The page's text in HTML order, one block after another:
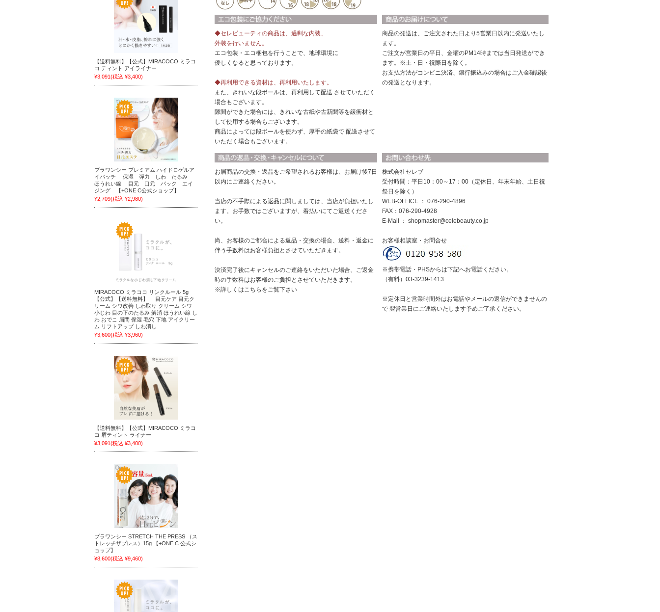
◆セレビューティの商品は、過剰な内装、
外装を行いません。
エコ包装・エコ梱包を行うことで、地球環境に
優しくなると思っております。
◆再利用できる資材は、再利用いたします。
また、きれいな段ボールは、再利用して配送 させていただく
場合もございます。
隙間ができた場合には、きれいな古紙や古新聞等を緩衝材と
して使用する場合もございます。
商品によっては段ボールを使わず、厚手の紙袋で 配送させて
いただく場合もございます。
商品の発送は、ご注文された日より5営業日以内に発送いたし
ます。
ご注文が営業日の平日、金曜のPM14時までは当日発送ができ
ます。※土・日・祝際日を除く。
お支払方法がコンビニ決済、銀行振込みの場合はご入金確認後
の発送となります。
お届商品の交換・返品をご希望されるお客様は、お届け後7日
以内にご連絡ください。
当店の不手際による返品に関しましては、当店が負担いたし
ます。お手数ではございますが、着払いにてご返送くださ
い。
尚、お客様のご都合による返品・交換の場合、送料・返金に
伴う手数料はお客様負担とさせていただきます。
決済完了後にキャンセルのご連絡をいただいた場合、ご返金
時の手数料はお客様のご負担とさせていただきます。
※詳しくはこちらをご覧下さい
株式会社セレブ
受付時間：平日10：00～17：00（定休日、年末年始、土日祝
祭日を除く）
WEB-OFFICE ： 076-290-4896
FAX：076-290-4928
E-Mail ： shopmaster@celebeauty.co.jp
お客様相談室・お問合せ
※携帯電話・PHSからは下記へお電話ください。
（有料）03-3239-1413
※定休日と営業時間外はお電話やメールの返信ができませんの
で 翌営業日にご連絡いたします予めご了承ください。
【送料無料】【公式】MIRACOCO ミラコ
コ ティント アイライナー
¥3,091(税込 ¥3,400)
プラワンシー プレミアム ハイドロゲルア
イパッチ 保湿 弾力 しわ たるみ
ほうれい線 目元 口元 パック エイ
ジング 【+ONE C公式ショップ】
¥2,709(税込 ¥2,980)
MIRACOCO ミラココ リンクルール 5g
【公式】【送料無料】｜ 目元ケア 目元ク
リーム シワ改善 しわ取り クリーム シワ
小じわ 目の下のたるみ 解消 ほうれい線 し
わ おでこ 眉間 保湿 毛穴 下地 アイクリー
ム リフトアップ しわ消し
¥3,600(税込 ¥3,960)
【送料無料】【公式】MIRACOCO ミラコ
コ 眉ティント ライナー
¥3,091(税込 ¥3,400)
プラワンシー STRETCH THE PRESS （ス
トレッチザプレス）15g 【+ONE C 公式シ
ョップ】
¥8,600(税込 ¥9,460)